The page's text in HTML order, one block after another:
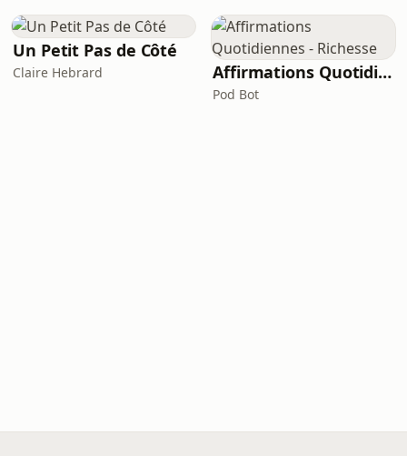
Un Petit Pas de Côté
Claire Hebrard Affirmations Quotidiennes - Richesse
Pod Bot